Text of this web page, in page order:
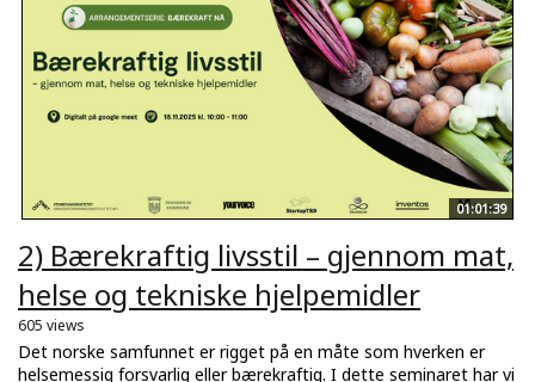
01:01:39
2) Bærekraftig livsstil – gjennom mat,
helse og tekniske hjelpemidler
605 views
Det norske samfunnet er rigget på en måte som hverken er
helsemessig forsvarlig eller bærekraftig. I dette seminaret har vi